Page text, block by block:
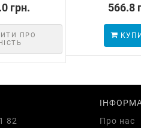
грн.
ПРО
566.8
82
Про нас